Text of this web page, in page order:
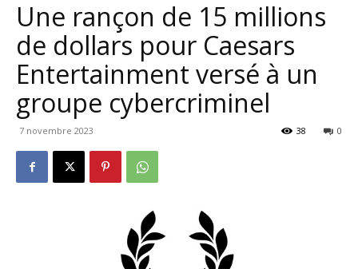
Une rançon de 15 millions
de dollars pour Caesars
Entertainment versé à un
groupe cybercriminel
7 novembre 2023 0
38